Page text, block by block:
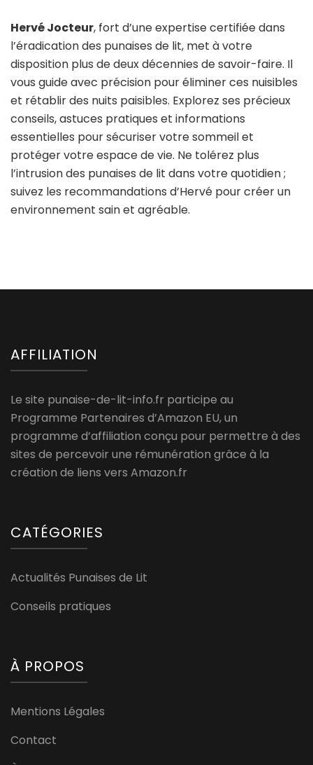
Hervé Jocteur, fort d’une expertise certifiée dans
l’éradication des punaises de lit, met à votre
disposition plus de deux décennies de savoir-faire. Il
vous guide avec précision pour éliminer ces nuisibles
et rétablir des nuits paisibles. Explorez ses précieux
conseils, astuces pratiques et informations
essentielles pour sécuriser votre sommeil et
protéger votre espace de vie. Ne tolérez plus
l’intrusion des punaises de lit dans votre quotidien ;
suivez les recommandations d’Hervé pour créer un
environnement sain et agréable.
AFFILIATION
Le site punaise-de-lit-info.fr participe au
Programme Partenaires d’Amazon EU, un
programme d’affiliation conçu pour permettre à des
sites de percevoir une rémunération grâce à la
création de liens vers Amazon.fr
CATÉGORIES
Actualités Punaises de Lit
Conseils pratiques
À PROPOS
Mentions Légales
Contact